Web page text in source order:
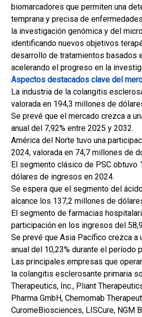
biomarcadores que permiten una
temprana y precisa de
la investigación genómica y del
identificando nuevos objetivos
desarrollo de tratamientos basados
acelerando el progreso en la
Aspectos destacados clave del
La industria de la colangitis
valorada en 194,3 millones de
Se prevé que el mercado crezca a
anual del 7,92% entre 2025 y 2032.
América del Norte tuvo una
2024, valorada en 74,7 millones de
El segmento clásico de PSC obtuvo
dólares de ingresos en 2024.
Se espera que el segmento del
alcance los 137,2 millones de
El segmento de farmacias
participación en los ingresos del
Se prevé que Asia Pacífico crezca a
anual del 10,23% durante el período
Las principales empresas que
la colangitis esclerosante primaria
Therapeutics, Inc., Pliant
Pharma GmbH, Chemomab
CuromeBiosciences, LISCure, NGM